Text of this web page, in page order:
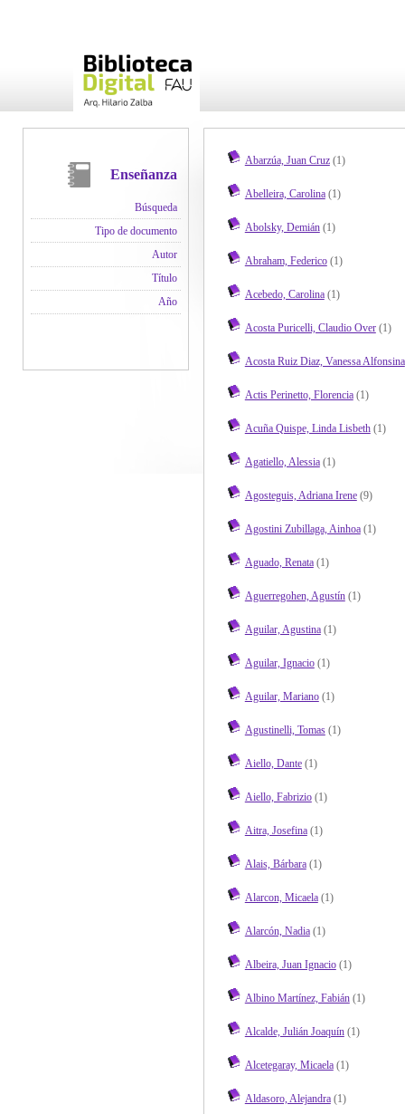
Enseñanza
Búsqueda
Tipo de documento
Autor
Título
Año
Abarzúa, Juan Cruz(1)
Abelleira, Carolina(1)
Abolsky, Demián(1)
Abraham, Federico(1)
Acebedo, Carolina(1)
Acosta Puricelli, Claudio Over(1)
Acosta Ruiz Diaz, Vanessa Alfonsina
Actis Perinetto, Florencia(1)
Acuña Quispe, Linda Lisbeth(1)
Agatiello, Alessia(1)
Agosteguis, Adriana Irene(9)
Agostini Zubillaga, Ainhoa(1)
Aguado, Renata(1)
Aguerregohen, Agustín(1)
Aguilar, Agustina(1)
Aguilar, Ignacio(1)
Aguilar, Mariano(1)
Agustinelli, Tomas(1)
Aiello, Dante(1)
Aiello, Fabrizio(1)
Aitra, Josefina(1)
Alais, Bárbara(1)
Alarcon, Micaela(1)
Alarcón, Nadia(1)
Albeira, Juan Ignacio(1)
Albino Martínez, Fabián(1)
Alcalde, Julián Joaquín(1)
Alcetegaray, Micaela(1)
Aldasoro, Alejandra(1)